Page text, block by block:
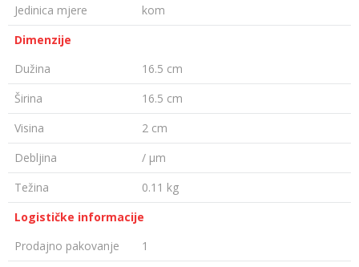
Jedinica mjere
kom
Dimenzije
Dužina
16.5 cm
Širina
16.5 cm
Visina
2 cm
Debljina
/ µm
Težina
0.11 kg
Logističke informacije
Prodajno pakovanje
1